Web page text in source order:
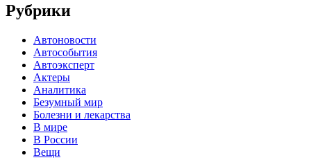
Рубрики
Автоновости
Автособытия
Автоэксперт
Актеры
Аналитика
Безумный мир
Болезни и лекарства
В мире
В России
Вещи